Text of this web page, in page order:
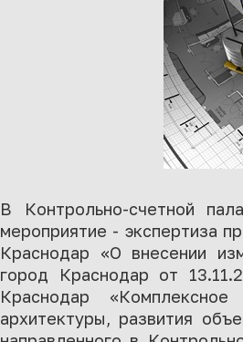
В Контрольно-счетной
мероприятие - экспертиза
Краснодар «О внесении
город Краснодар от
Краснодар
архитектуры, развития